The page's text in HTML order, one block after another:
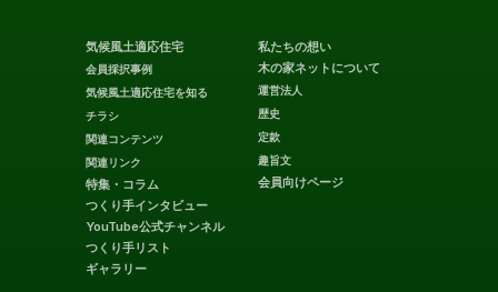
特集・コラム
つくり手インタビュー
YouTube公式チャンネル
つくり手リスト
ギャラリー
気候風土適応住宅
会員採択事例
気候風土適応住宅を知る
チラシ
関連コンテンツ
関連リンク
私たちの想い
木の家ネットについて
運営法人
歴史
定款
趣旨文
会員向けページ